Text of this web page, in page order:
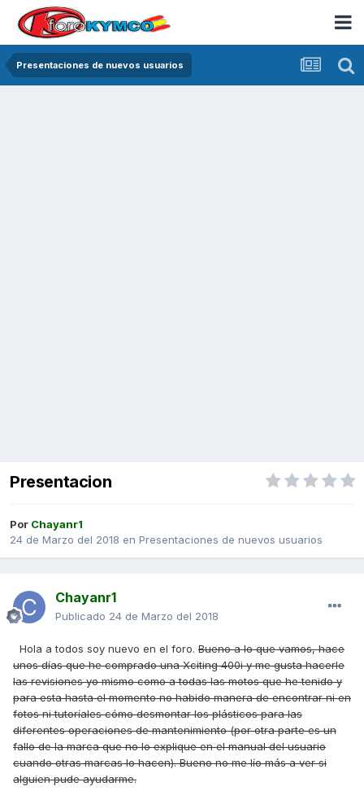
Presentaciones de nuevos usuarios
Presentacion
Por Chayanr1
24 de Marzo del 2018 en Presentaciones de nuevos usuarios
Chayanr1
Publicado 24 de Marzo del 2018
Hola a todos soy nuevo en el foro. Bueno a lo que vamos, hace
unos días que he comprado una Xciting 400i y me gusta hacerle
las revisiones yo mismo como a todas las motos que he tenido y
para esta hasta el momento no habido manera de encontrar ni en
fotos ni tutoríales cómo desmontar los plásticos para las
diferentes operaciones de mantenimiento (por otra parte es un
fallo de la marca que no lo explique en el manual del usuario
cuando otras marcas lo hacen). Bueno no me lío más a ver si
alguien pude ayudarme.